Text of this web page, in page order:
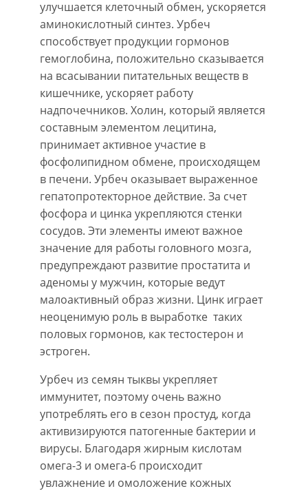
улучшается клеточный обмен, ускоряется
аминокислотный синтез. Урбеч
способствует продукции гормонов
гемоглобина, положительно сказывается
на всасывании питательных веществ в
кишечнике, ускоряет работу
надпочечников. Холин, который является
составным элементом лецитина,
принимает активное участие в
фосфолипидном обмене, происходящем
в печени. Урбеч оказывает выраженное
гепатопротекторное действие. За счет
фосфора и цинка укрепляются стенки
сосудов. Эти элементы имеют важное
значение для работы головного мозга,
предупреждают развитие простатита и
аденомы у мужчин, которые ведут
малоактивный образ жизни. Цинк играет
неоценимую роль в выработке таких
половых гормонов, как тестостерон и
эстроген.
Урбеч из семян тыквы укрепляет
иммунитет, поэтому очень важно
употреблять его в сезон простуд, когда
активизируются патогенные бактерии и
вирусы. Благодаря жирным кислотам
омега-3 и омега-6 происходит
увлажнение и омоложение кожных